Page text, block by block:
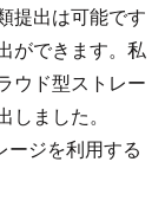
提出は可能です
ができます。私
ウド型ストレー
しました。
ージを利用する